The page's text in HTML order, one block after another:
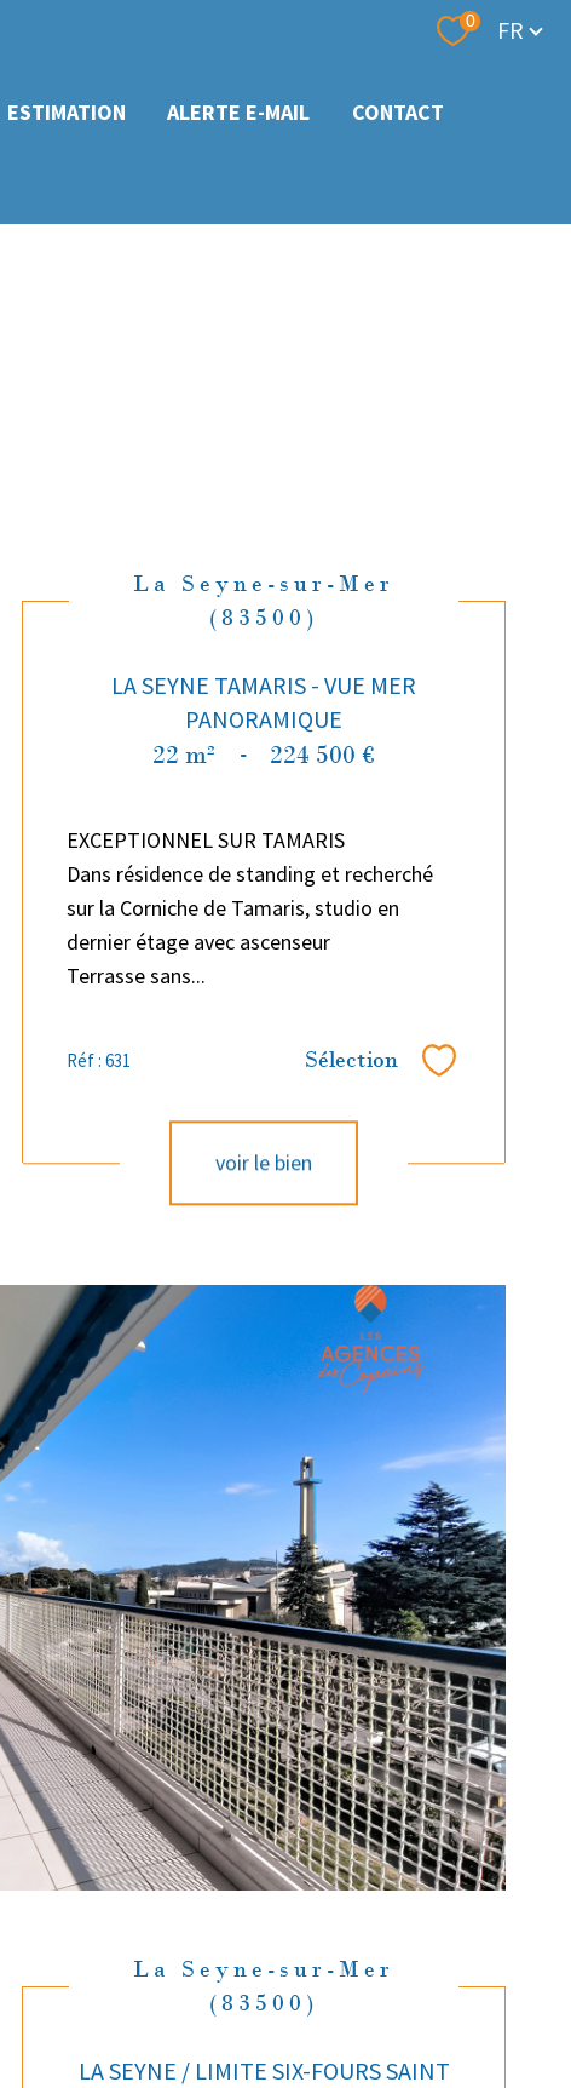
0 Langue
FR
ESTIMATION ALERTE E-MAIL CONTACT
La Seyne-sur-Mer
(83500)
LA SEYNE TAMARIS - VUE MER
PANORAMIQUE
22 m² - 224 500 €
EXCEPTIONNEL SUR TAMARIS
Dans résidence de standing et recherché
sur la Corniche de Tamaris, studio en
dernier étage avec ascenseur
Terrasse sans...
Réf : 631 Sélection Sélectionner
voir le bien
La Seyne-sur-Mer
(83500)
LA SEYNE / LIMITE SIX-FOURS SAINT